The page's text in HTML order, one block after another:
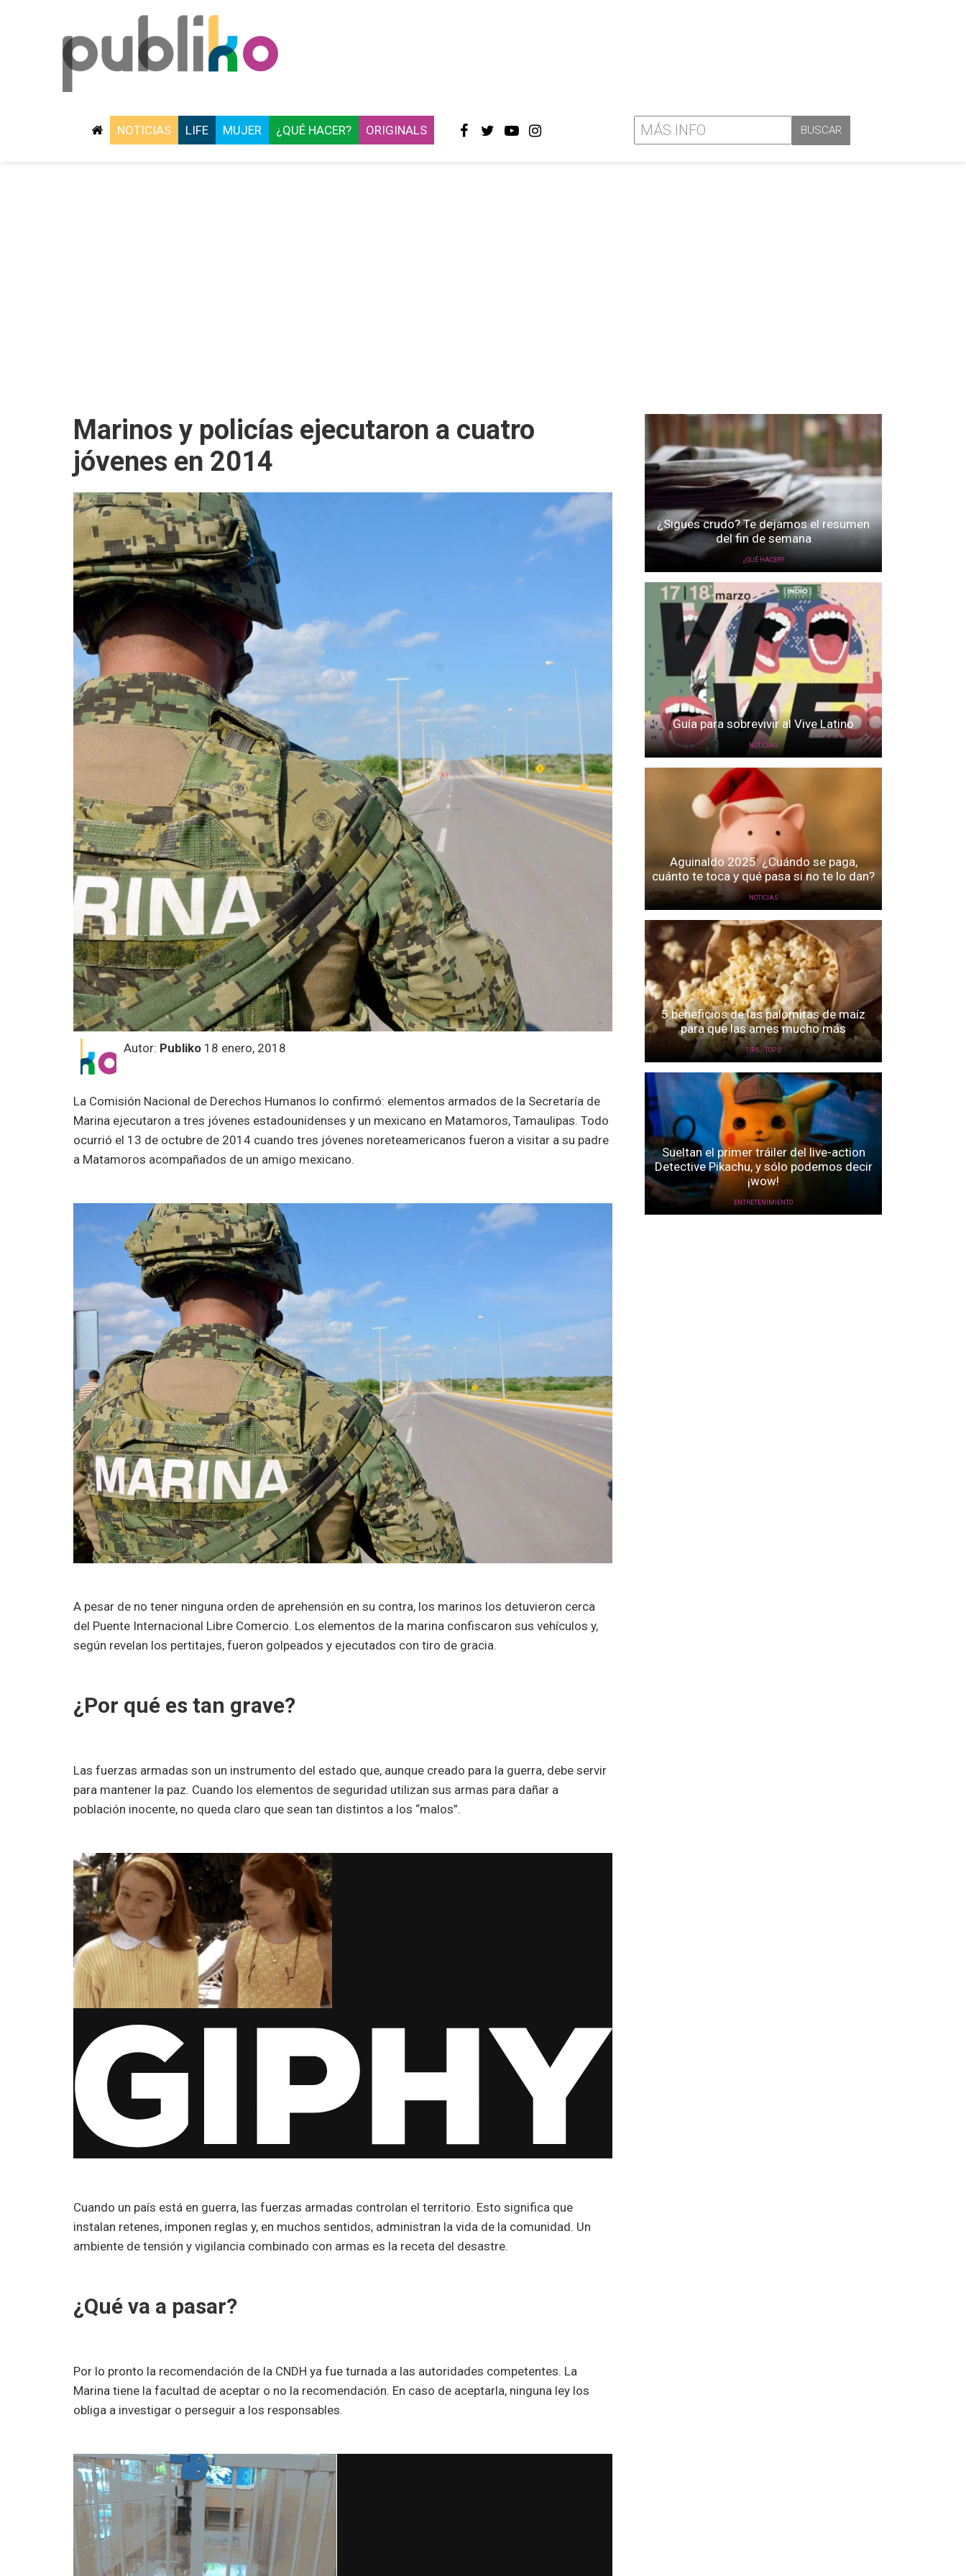
NOTICIAS LIFE MUJER ¿QUÉ HACER? ORIGINALS
Marinos y policías ejecutaron a cuatro
jóvenes en 2014
Autor: Publiko 18 enero, 2018
La Comisión Nacional de Derechos Humanos lo confirmó: elementos armados de la Secretaría de
Marina ejecutaron a tres jóvenes estadounidenses y un mexicano en Matamoros, Tamaulipas. Todo
ocurrió el 13 de octubre de 2014 cuando tres jóvenes noreteamericanos fueron a visitar a su padre
a Matamoros acompañados de un amigo mexicano.
A pesar de no tener ninguna orden de aprehensión en su contra, los marinos los detuvieron cerca
del Puente Internacional Libre Comercio. Los elementos de la marina confiscaron sus vehículos y,
según revelan los pertitajes, fueron golpeados y ejecutados con tiro de gracia.
¿Por qué es tan grave?
Las fuerzas armadas son un instrumento del estado que, aunque creado para la guerra, debe servir
para mantener la paz. Cuando los elementos de seguridad utilizan sus armas para dañar a
población inocente, no queda claro que sean tan distintos a los “malos”.
Cuando un país está en guerra, las fuerzas armadas controlan el territorio. Esto significa que
instalan retenes, imponen reglas y, en muchos sentidos, administran la vida de la comunidad. Un
ambiente de tensión y vigilancia combinado con armas es la receta del desastre.
¿Qué va a pasar?
Por lo pronto la recomendación de la CNDH ya fue turnada a las autoridades competentes. La
Marina tiene la facultad de aceptar o no la recomendación. En caso de aceptarla, ninguna ley los
obliga a investigar o perseguir a los responsables.
¿Sigues crudo? Te dejamos el resumen
del fin de semana
¿QUÉ HACER?
Guía para sobrevivir al Vive Latino
NOTICIAS
Aguinaldo 2025: ¿Cuándo se paga,
cuánto te toca y qué pasa si no te lo dan?
NOTICIAS
5 beneficios de las palomitas de maíz
para que las ames mucho más
TIPS,TOP 2
Sueltan el primer tráiler del live-action
Detective Pikachu, y sólo podemos decir
¡wow!
ENTRETENIMIENTO